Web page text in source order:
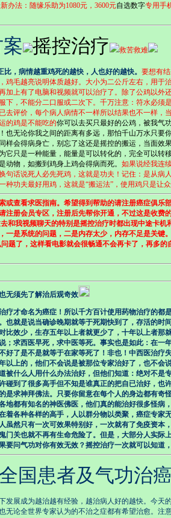
办法： 随缘乐助为1080元，3600元自选数字专用手
摇控治疗 救苦救难
，病情越重鸡死的越快，人也好的越快。 要想有
鸡毛越亮说明体质越好。大小为二公斤左右，用
加上有了电脑和视频就可以治疗了。除了公鸡以
下，不能分二口服或二次下。千万注意：符水必
去评价，每个病人病情不一样所以结果也不一样，
的鸡是不能吃的你可以去买只最好的公鸡，被我气
也无论你我之间的距离有多远，那怕千山万水只
样会得病身亡，别忘了这还是摇控的搬运，当面
它只是一种能量，能量是可以转化的，完全可以
动物，如搬到鸡身上鸡会得病而死。 如果说经我连
句话说死人必先死鸡，这就是功夫！记住：是从病
种功夫最好用鸡，这就是“搬运法”，使用鸡只是让
或查看求医指南。希望得到帮助的请注册癌症俱乐
注册会员专区，注册后先帮你开通，不过这是收
我视频聊天的特别是摇控治疗时都出现中途卡机
一是系统的问题，二是内存太少，内存不足是关键
题了，这样看电影就会很畅通不会再卡了，再多
无须先了解治后观奇效
疗才命名为癌症！所以千方百计使用药物治疗的都
也就是说当确诊晚期就等于死期快到了，存活的时
比效少，生存五年以上者就更少了，十年以上者
；求西医早死，求中医等死。事实也是如此：在
好了是不是就等于在家等死了！非也！中西医治
以上的，他们不会说是被那位专家治好了，也不会
被什么人用什么办法治好，但他们知道：绝对不
碰到了很多高手但不知是谁真正的把自已治好，
是求神拜佛法。只要你留意在每个人的身边都有
地都有知名的神医佛医，他们真的能治好很多怪
着各种各样的高手，人以群分物以类聚，癌症专家
虽然只有一次可效果特别好，一次就有了免疫资
门关也就不再有生命危险了。但是，大部分人实
要问气功对你有效无效？摇控治疗一次就可以知道
患者及气功治癌
发展成为越治越有经验，越治病人好的越快。今天
无论全世界专家认为的不治之症都有希望治愈。